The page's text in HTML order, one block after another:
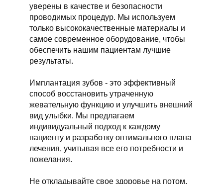
уверены в качестве и безопасности
проводимых процедур. Мы используем
только высококачественные материалы и
самое современное оборудование, чтобы
обеспечить нашим пациентам лучшие
результаты.
Имплантация зубов - это эффективный
способ восстановить утраченную
жевательную функцию и улучшить внешний
вид улыбки. Мы предлагаем
индивидуальный подход к каждому
пациенту и разработку оптимального плана
лечения, учитывая все его потребности и
пожелания.
Не откладывайте свое здоровье на потом,